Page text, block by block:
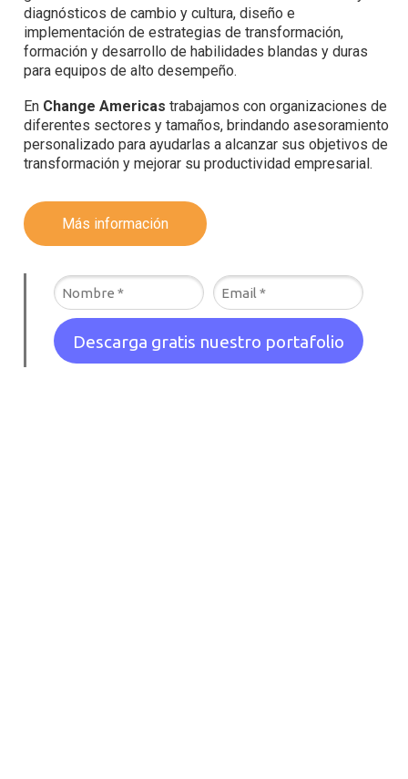
diagnósticos de cambio y cultura, diseño e
implementación de estrategias de transformación,
formación y desarrollo de habilidades blandas y duras
para equipos de alto desempeño.
En Change Americas trabajamos con organizaciones de
diferentes sectores y tamaños, brindando asesoramiento
personalizado para ayudarlas a alcanzar sus objetivos de
transformación y mejorar su productividad empresarial.
Más información
Descarga gratis nuestro portafolio